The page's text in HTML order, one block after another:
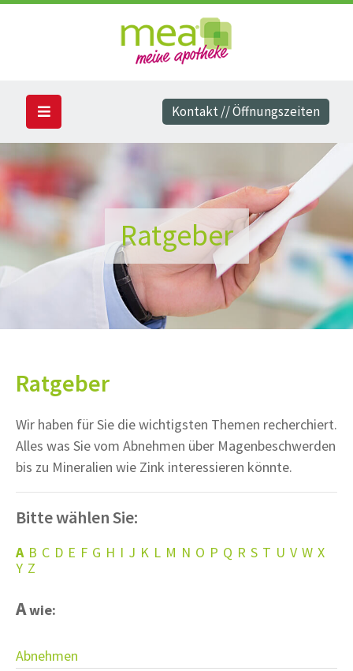
Ratgeber
Ratgeber
Wir haben für Sie die wichtigsten Themen recherchiert.
Alles was Sie vom Abnehmen über Magenbeschwerden
bis zu Mineralien wie Zink interessieren könnte.
Bitte wählen Sie:
A B C D E F G H I J K L M N O P Q R S T U V W X
Y Z
Awie:
Abnehmen
Kontakt // Öffnungszeiten